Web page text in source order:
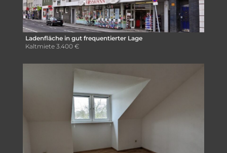
Ladenfläche in gut frequentierter Lage
Kaltmiete 3.400 €